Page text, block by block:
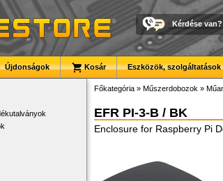
Kérdése van?
Újdonságok Kosár Eszközök, szolgáltatások
Főkategória » Műszerdobozok »
EFR PI-3-B / BK
Enclosure for Raspberry Pi